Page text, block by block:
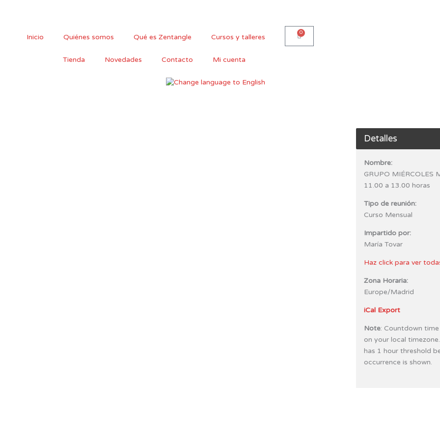
Inicio
Quiénes somos Qué es Zentangle Cursos y talleres
Tienda Novedades Contacto Mi cuenta
0
Carro
Detalles
Nombre:
GRUPO MIÉRCOLES
11.00 a 13.00 horas
Tipo de reunión:
Curso Mensual
Impartido por:
María Tovar
Haz click para ver
Zona Horaria:
Europe/Madrid
iCal Export
Note: Countdown
on your local
has 1 hour threshold
occurrence is shown.